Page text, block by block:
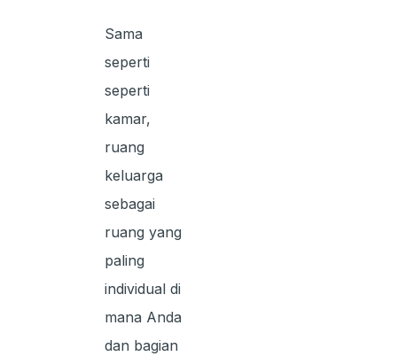
Sama
seperti
seperti
kamar,
ruang
keluarga
sebagai
ruang yang
paling
individual di
mana Anda
dan bagian